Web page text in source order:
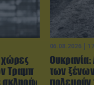
χώρες
Τραμπ
06.08.2026 |
των
πολεμούν